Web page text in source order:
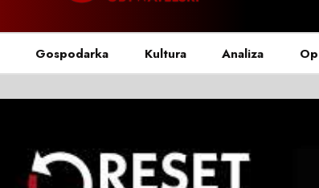
Gospodarka Kultura Analiza